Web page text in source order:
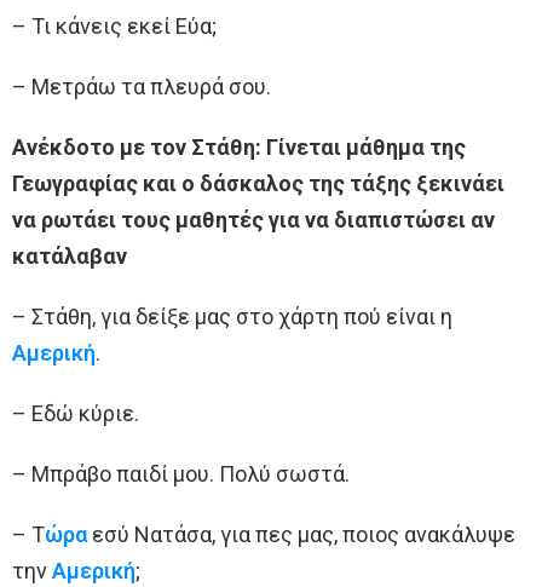
– Τι κάνεις εκεί Εύα;
– Μετράω τα πλευρά σου.
Ανέκδοτο με τον Στάθη: Γίνεται μάθημα της
Γεωγραφίας και ο δάσκαλος της τάξης ξεκινάει
να ρωτάει τους μαθητές για να διαπιστώσει αν
κατάλαβαν
– Στάθη, για δείξε μας στο χάρτη πού είναι η
Αμερική.
– Εδώ κύριε.
– Μπράβο παιδί μου. Πολύ σωστά.
– Τώραεσύ Νατάσα, για πες μας, ποιος ανακάλυψε
τηνΑμερική;